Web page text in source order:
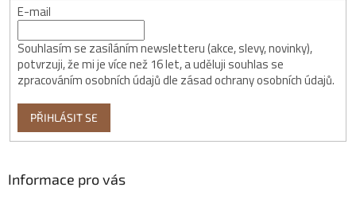
E-mail
Souhlasím se zasíláním newsletteru (akce, slevy, novinky),
potvrzuji, že mi je více než 16 let, a uděluji souhlas se
zpracováním osobních údajů dle zásad ochrany osobních údajů.
PŘIHLÁSIT SE
Informace pro vás